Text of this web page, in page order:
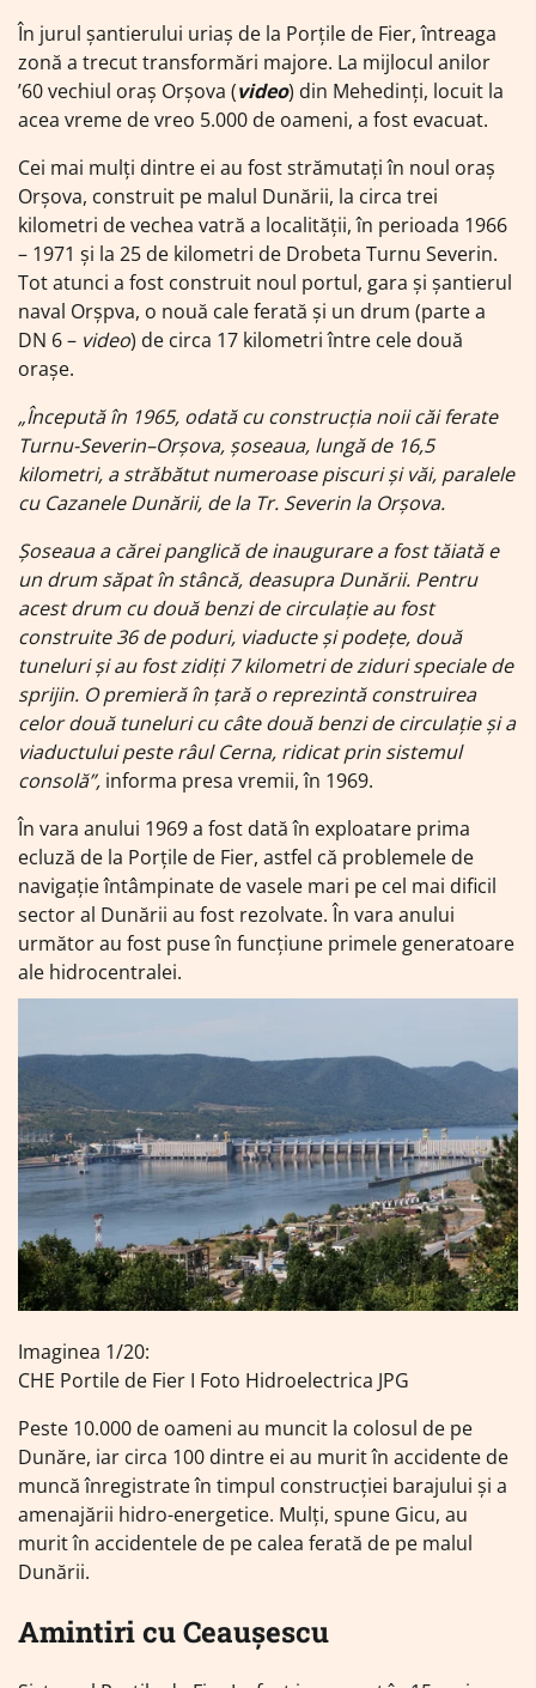
În jurul șantierului uriaș de la Porțile de Fier, întreaga
zonă a trecut transformări majore. La mijlocul anilor
’60 vechiul oraș Orșova (video) din Mehedinți, locuit la
acea vreme de vreo 5.000 de oameni, a fost evacuat.
Cei mai mulți dintre ei au fost strămutați în noul oraș
Orșova, construit pe malul Dunării, la circa trei
kilometri de vechea vatră a localității, în perioada 1966
– 1971 și la 25 de kilometri de Drobeta Turnu Severin.
Tot atunci a fost construit noul portul, gara și șantierul
naval Orșpva, o nouă cale ferată și un drum (parte a
DN 6 – video) de circa 17 kilometri între cele două
orașe.
„Începută în 1965, odată cu construcția noii căi ferate
Turnu-Severin–Orșova, șoseaua, lungă de 16,5
kilometri, a străbătut numeroase piscuri și văi, paralele
cu Cazanele Dunării, de la Tr. Severin la Orșova.
Șoseaua a cărei panglică de inaugurare a fost tăiată e
un drum săpat în stâncă, deasupra Dunării. Pentru
acest drum cu două benzi de circulație au fost
construite 36 de poduri, viaducte și podețe, două
tuneluri și au fost zidiți 7 kilometri de ziduri speciale de
sprijin. O premieră în țară o reprezintă construirea
celor două tuneluri cu câte două benzi de circulație și a
viaductului peste râul Cerna, ridicat prin sistemul
consolă”, informa presa vremii, în 1969.
În vara anului 1969 a fost dată în exploatare prima
ecluză de la Porțile de Fier, astfel că problemele de
navigație întâmpinate de vasele mari pe cel mai dificil
sector al Dunării au fost rezolvate. În vara anului
următor au fost puse în funcțiune primele generatoare
ale hidrocentralei.
Imaginea 1/20:
CHE Portile de Fier I Foto Hidroelectrica JPG
Peste 10.000 de oameni au muncit la colosul de pe
Dunăre, iar circa 100 dintre ei au murit în accidente de
muncă înregistrate în timpul construcţiei barajului şi a
amenajării hidro-energetice. Mulți, spune Gicu, au
murit în accidentele de pe calea ferată de pe malul
Dunării.
Amintiri cu Ceaușescu